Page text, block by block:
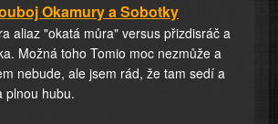
Okamury a Sobotky
aliaz "okatá můra" versus přizdisráč a
Možná toho Tomio moc nezmůže a
nebude, ale jsem rád, že tam sedí a
plnou hubu.